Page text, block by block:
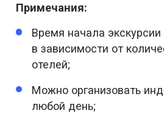
Примечания:
Время начала
в зависимости от
отелей;
Можно организовать
любой день;